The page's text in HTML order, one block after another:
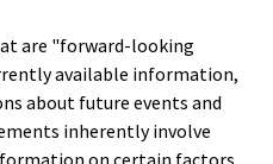
are "forward-looking
available information,
about future events and
inherently involve